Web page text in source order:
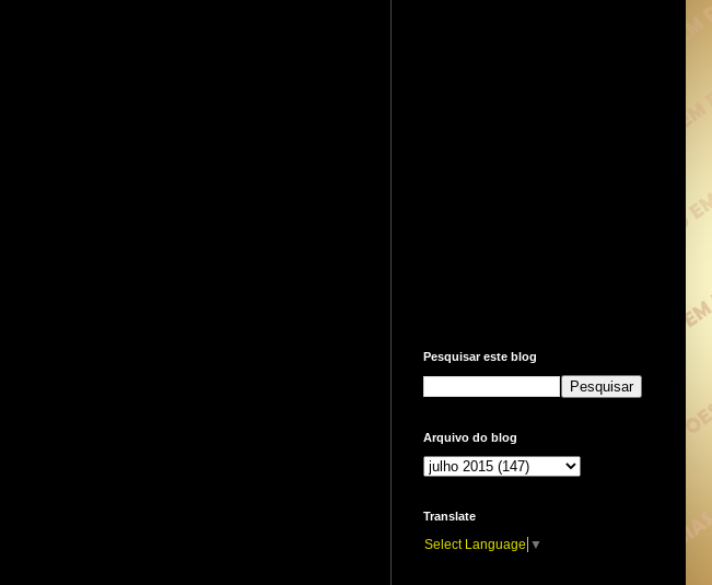
Pesquisar este blog
Arquivo do blog
Translate
Select Language ▼